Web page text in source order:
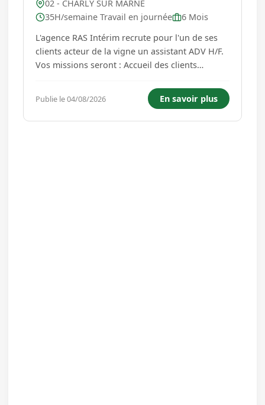
02 - CHARLY SUR MARNE
35H/semaine Travail en journée
6 Mois
L'agence RAS Intérim recrute pour l'un de ses
clients acteur de la vigne un assistant ADV H/F.
Vos missions seront : Accueil des clients
entrants Suivi et traitement des commandes
Édition et suivi des factures Saisie
administrative et mise à jour ...
Publie le 04/08/2026 En savoir plus